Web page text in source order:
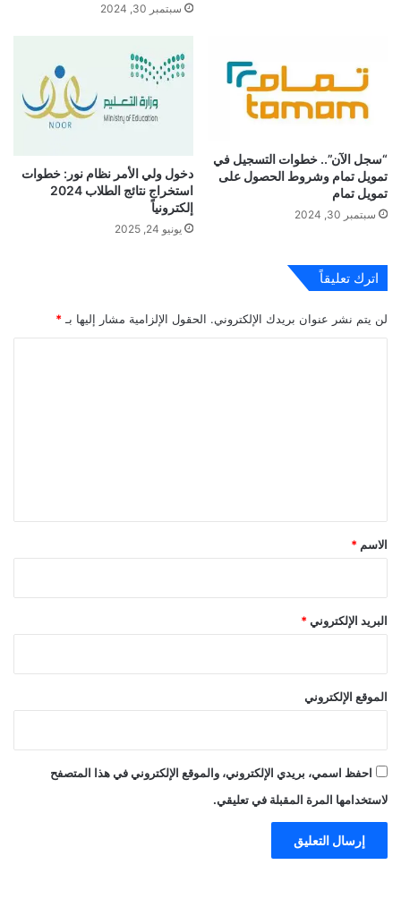
سبتمبر 30, 2024
“سجل الآن”.. خطوات التسجيل في
تمويل تمام وشروط الحصول على
تمويل تمام
سبتمبر 30, 2024
دخول ولي الأمر نظام نور: خطوات
استخراج نتائج الطلاب 2024
إلكترونياً
يونيو 24, 2025
اترك تعليقاً
لن يتم نشر عنوان بريدك الإلكتروني. الحقول الإلزامية مشار إليها بـ *
*
الاسم *
البريد الإلكتروني *
الموقع الإلكتروني
احفظ اسمي، بريدي الإلكتروني، والموقع الإلكتروني في هذا المتصفح
لاستخدامها المرة المقبلة في تعليقي.